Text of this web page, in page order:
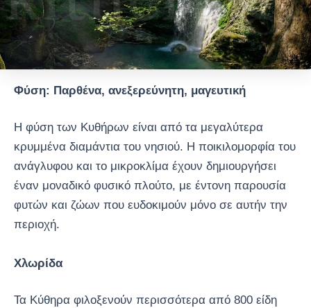
Φύση: Παρθένα, ανεξερεύνητη, μαγευτική
Η φύση των Κυθήρων είναι από τα μεγαλύτερα
κρυμμένα διαμάντια του νησιού. Η ποικιλομορφία του
ανάγλυφου και το μικροκλίμα έχουν δημιουργήσει
έναν μοναδικό φυσικό πλούτο, με έντονη παρουσία
φυτών και ζώων που ευδοκιμούν μόνο σε αυτήν την
περιοχή.
Χλωρίδα
Τα Κύθηρα φιλοξενούν περισσότερα από 800 είδη